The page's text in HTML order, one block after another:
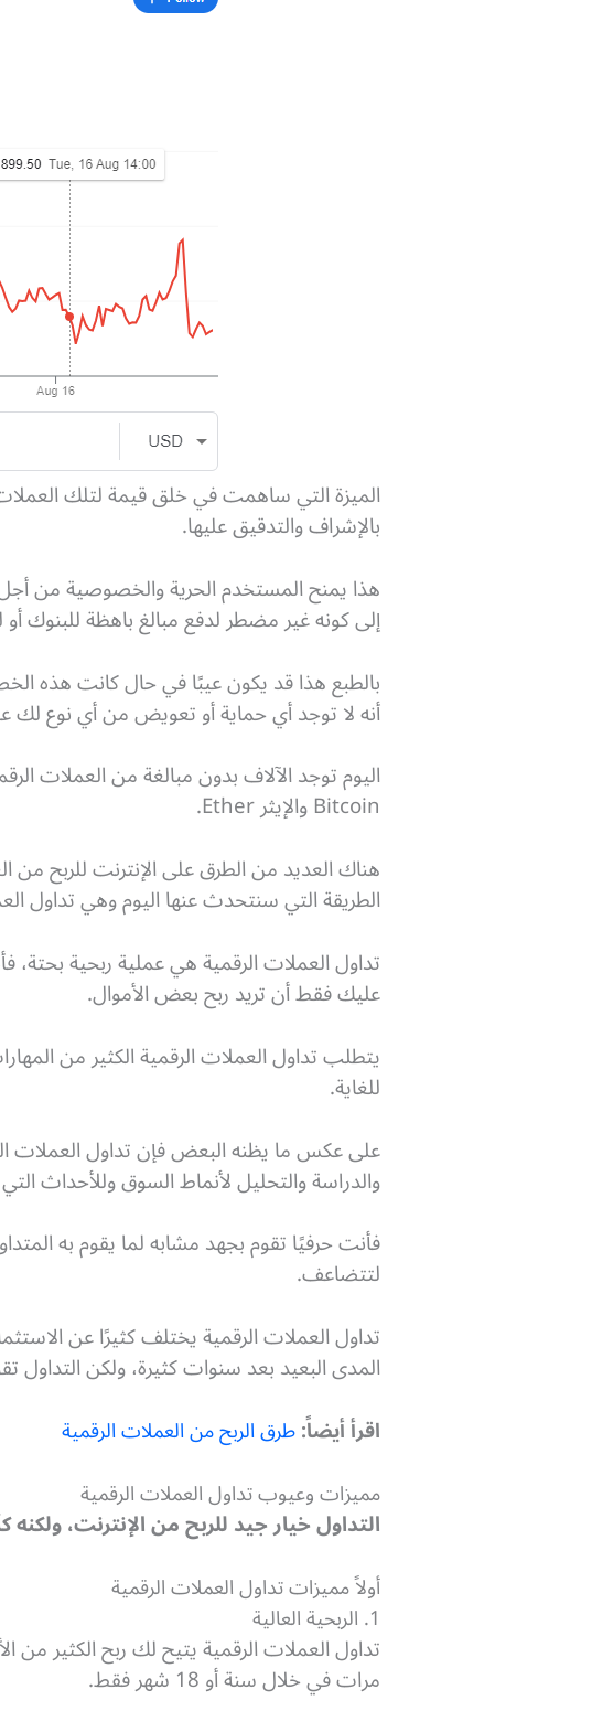
الميزة التي ساهمت في خلق قيمة لتلك
بالإشراف والتدقيق عليها.
هذا يمنح المستخدم الحرية والخصوصية من أجل
إلى كونه غير مضطر لدفع مبالغ باهظة للبنوك أو
بالطبع هذا قد يكون عيبًا في حال كانت هذه
أنه لا توجد أي حماية أو تعويض من أي نوع لك
اليوم توجد الآلاف بدون مبالغة من العملات
Bitcoin والإيثر Ether.
هناك العديد من الطرق على الإنترنت للربح من
الطريقة التي سنتحدث عنها اليوم وهي تداول
تداول العملات الرقمية هي عملية ربحية
عليك فقط أن تريد ربح بعض الأموال.
يتطلب تداول العملات الرقمية الكثير من
للغاية.
على عكس ما يظنه البعض فإن تداول العملات
والدراسة والتحليل لأنماط السوق وللأحداث
فأنت حرفيًا تقوم بجهد مشابه لما يقوم به
لتتضاعف.
تداول العملات الرقمية يختلف كثيرًا عن
المدى البعيد بعد سنوات كثيرة، ولكن
اقرأ أيضاً:طرق الربح من العملات الرقمية
مميزات وعيوب تداول العملات الرقمية
التداول خيار جيد للربح من الإنترنت،
أولاً مميزات تداول العملات الرقمية
1. الربحية العالية
تداول العملات الرقمية يتيح لك ربح الكثير
مرات في خلال سنة أو 18 شهر فقط.